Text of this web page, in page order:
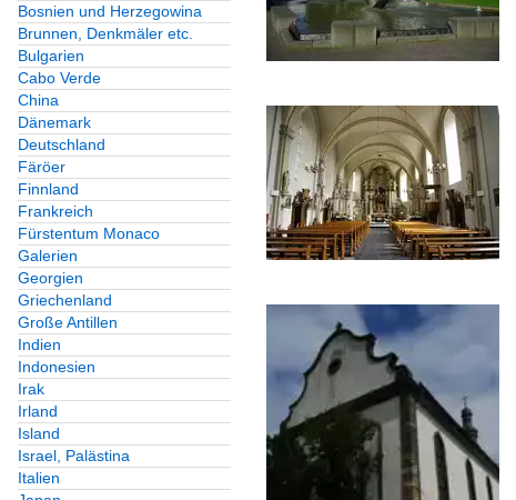
Bosnien und Herzegowina
Brunnen, Denkmäler etc.
Bulgarien
Cabo Verde
China
Dänemark
Deutschland
Färöer
Finnland
Frankreich
Fürstentum Monaco
Galerien
Georgien
Griechenland
Große Antillen
Indien
Indonesien
Irak
Irland
Island
Israel, Palästina
Italien